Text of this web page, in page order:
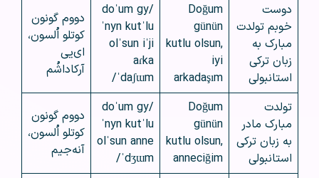
دوست
خوبم تولدت
مبارک به
زبان ترکی
استانبولی
Doğum
günün
kutlu olsun,
iyi
arkadaşım
/doˈum gy
ˈnyn kutˈlu
olˈsun iˈji
aɾka
ˈdaʃɯm/
دووم گونون
کوتلو اُلسون،
ای‌یی
آرکاداشُم
تولدت
مبارک مادر
به زبان ترکی
استانبولی
Doğum
günün
kutlu olsun,
anneciğim
/doˈum gy
ˈnyn kutˈlu
olˈsun anne
ˈdʒɯm/
دووم گونون
کوتلو اُلسون،
آنه‌جیم